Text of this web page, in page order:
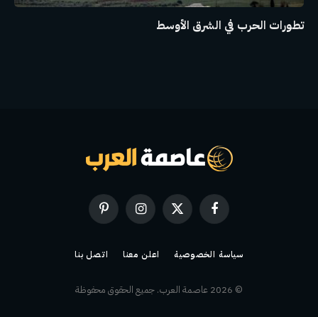
تطورات الحرب في الشرق الأوسط
فيسبوك
X
(Twitter)
الانستغرامبينتيريست
سياسة الخصوصية اعلن معنا اتصل بنا
© 2026 عاصمة العرب. جميع الحقوق محفوظة